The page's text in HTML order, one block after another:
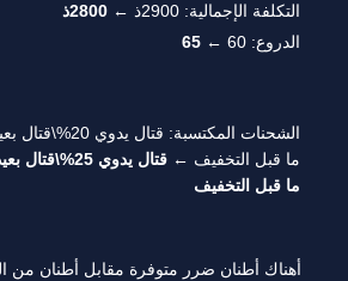
التكلفة الإجمالية: 2900ذ ←
2800ذ
الدروع: 60 ←
65
ما قبل التخفيف ←
ما قبل التخفيف
أهناك أطنان ضرر متوفرة مقابل أطنان من